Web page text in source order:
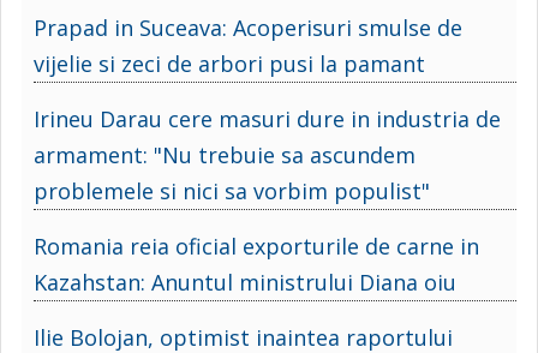
Prapad in Suceava: Acoperisuri smulse de
vijelie si zeci de arbori pusi la pamant
Irineu Darau cere masuri dure in industria de
armament: "Nu trebuie sa ascundem
problemele si nici sa vorbim populist"
Romania reia oficial exporturile de carne in
Kazahstan: Anuntul ministrului Diana oiu
Ilie Bolojan, optimist inaintea raportului